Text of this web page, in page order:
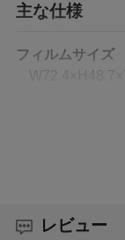
主な仕様
フィルムサイズ
SONY FX2
レビュー